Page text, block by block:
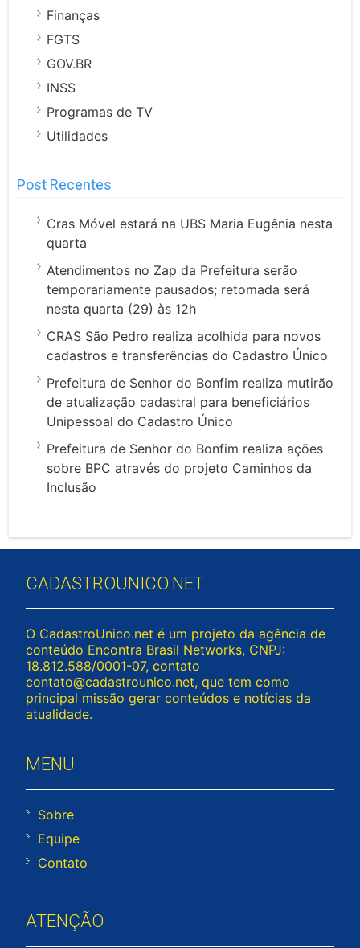
Finanças
FGTS
GOV.BR
INSS
Programas de TV
Utilidades
Post Recentes
Cras Móvel estará na UBS Maria Eugênia nesta
quarta
Atendimentos no Zap da Prefeitura serão
temporariamente pausados; retomada será
nesta quarta (29) às 12h
CRAS São Pedro realiza acolhida para novos
cadastros e transferências do Cadastro Único
Prefeitura de Senhor do Bonfim realiza mutirão
de atualização cadastral para beneficiários
Unipessoal do Cadastro Único
Prefeitura de Senhor do Bonfim realiza ações
sobre BPC através do projeto Caminhos da
Inclusão
CADASTROUNICO.NET
O CadastroUnico.net é um projeto da agência de
conteúdo Encontra Brasil Networks, CNPJ:
18.812.588/0001-07, contato
contato@cadastrounico.net, que tem como
principal missão gerar conteúdos e notícias da
atualidade.
MENU
Sobre
Equipe
Contato
ATENÇÃO